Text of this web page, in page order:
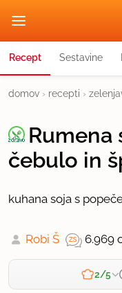
Recept Sestavine
domov › recepti ›
Rumena
čebulo in
kuhana soja s
Robi Š 6.969
2/5